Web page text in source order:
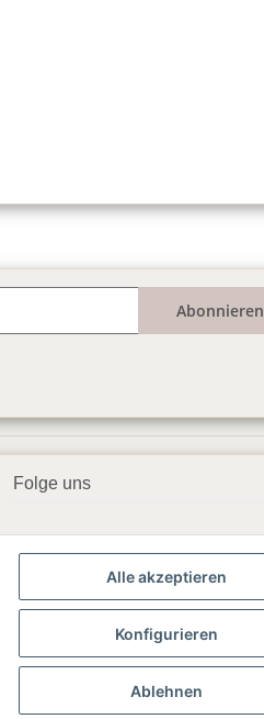
Abonnieren
Folge uns
▶️ YouTube
📘 Facebook
📸 Instagram
🎵 TikTok
Alle akzeptieren
Konfigurieren
Ablehnen